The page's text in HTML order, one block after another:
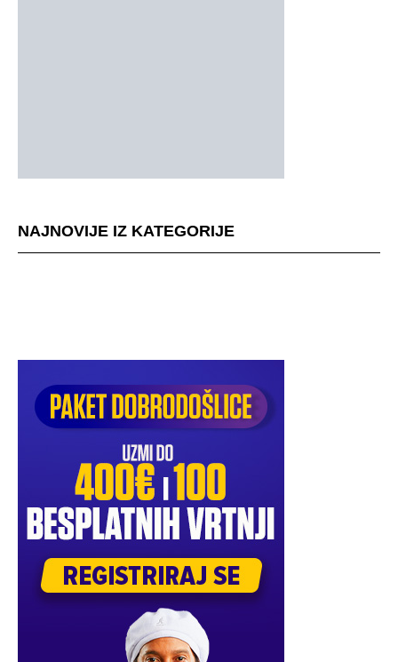
NAJNOVIJE IZ KATEGORIJE